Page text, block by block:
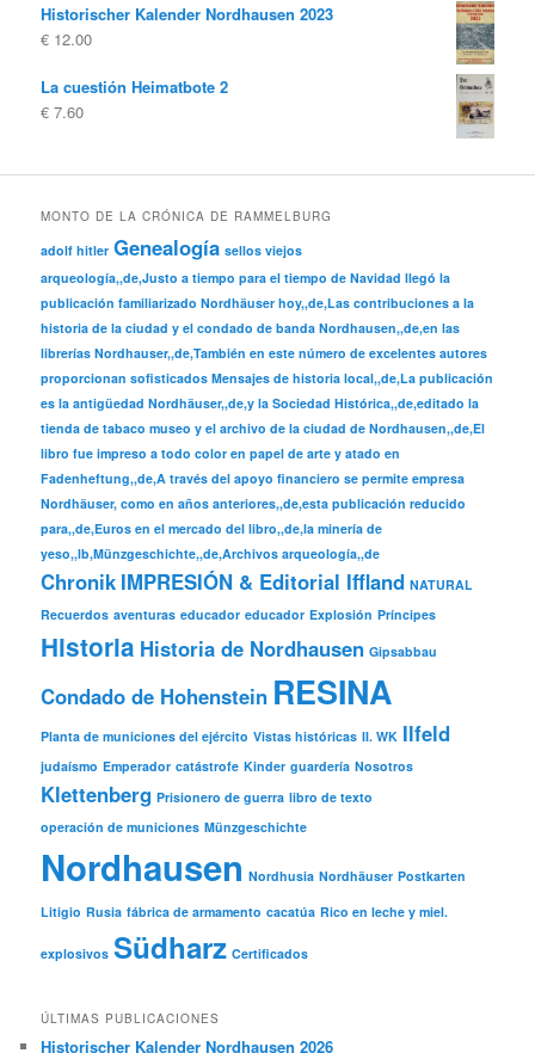
Historischer Kalender Nordhausen 2023
€ 12.00
La cuestión Heimatbote 2
€ 7.60
MONTO DE LA CRÓNICA DE RAMMELBURG
adolf hitler Genealogía sellos viejos
arqueología,,de,Justo a tiempo para el tiempo de Navidad llegó la
publicación familiarizado Nordhäuser hoy,,de,Las contribuciones a la
historia de la ciudad y el condado de banda Nordhausen,,de,en las
librerías Nordhauser,,de,También en este número de excelentes autores
proporcionan sofisticados Mensajes de historia local,,de,La publicación
es la antigüedad Nordhäuser,,de,y la Sociedad Histórica,,de,editado la
tienda de tabaco museo y el archivo de la ciudad de Nordhausen,,de,El
libro fue impreso a todo color en papel de arte y atado en
Fadenheftung,,de,A través del apoyo financiero se permite empresa
Nordhäuser, como en años anteriores,,de,esta publicación reducido
para,,de,Euros en el mercado del libro,,de,la minería de
yeso,,lb,Münzgeschichte,,de,Archivos arqueología,,de
Chronik IMPRESIÓN & Editorial Iffland NATURAL
Recuerdos aventuras educador educador Explosión Príncipes
Historia Historia de Nordhausen Gipsabbau
Condado de Hohenstein RESINA
Planta de municiones del ejército Vistas históricas II. WK Ilfeld
judaísmo Emperador catástrofe Kinder guardería Nosotros
Klettenberg Prisionero de guerra libro de texto
operación de municiones Münzgeschichte
Nordhausen Nordhusia Nordhäuser Postkarten
Litigio Rusia fábrica de armamento cacatúa Rico en leche y miel.
explosivos Südharz Certificados
ÚLTIMAS PUBLICACIONES
Historischer Kalender Nordhausen 2026